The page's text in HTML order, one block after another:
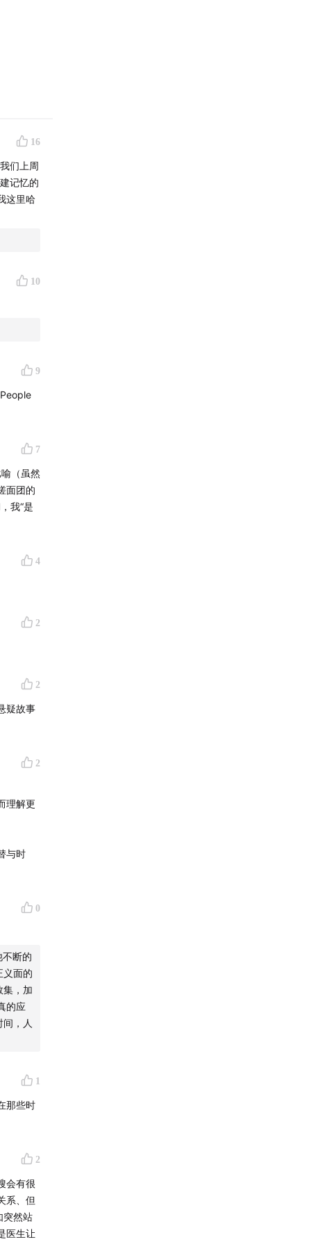
16
们上周
记忆的
这里哈
10
9
7
（虽然
面团的
我“是
4
2
2
疑故事
2
理解更
与时
0
断的
义面的
集，加
的应
，人
1
那些时
2
会有很
系、但
突然站
医生让